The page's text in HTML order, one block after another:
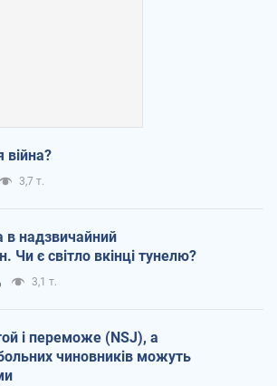
війна?
3,7 т.
в надзвичайний
Чи є світло вкінці тунелю?
3,1 т.
і переможе (NSJ), а
чиновників можуть